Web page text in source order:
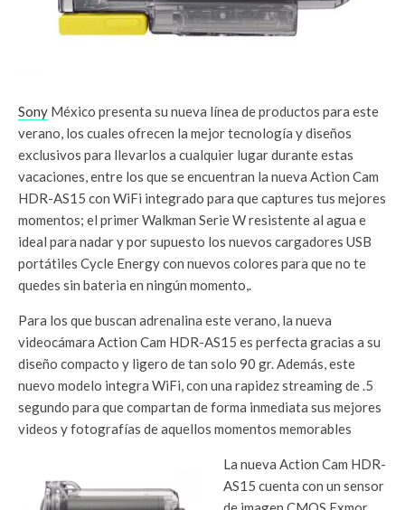
Sony México presenta su nueva línea de productos para este
verano, los cuales ofrecen la mejor tecnología y diseños
exclusivos para llevarlos a cualquier lugar durante estas
vacaciones, entre los que se encuentran la nueva Action Cam
HDR-AS15 con WiFi integrado para que captures tus mejores
momentos; el primer Walkman Serie W resistente al agua e
ideal para nadar y por supuesto los nuevos cargadores USB
portátiles Cycle Energy con nuevos colores para que no te
quedes sin bateria en ningún momento,.
Para los que buscan adrenalina este verano, la nueva
videocámara Action Cam HDR-AS15 es perfecta gracias a su
diseño compacto y ligero de tan solo 90 gr. Además, este
nuevo modelo integra WiFi, con una rapidez streaming de .5
segundo para que compartan de forma inmediata sus mejores
videos y fotografías de aquellos momentos memorables
La nueva Action Cam HDR-
AS15 cuenta con un sensor